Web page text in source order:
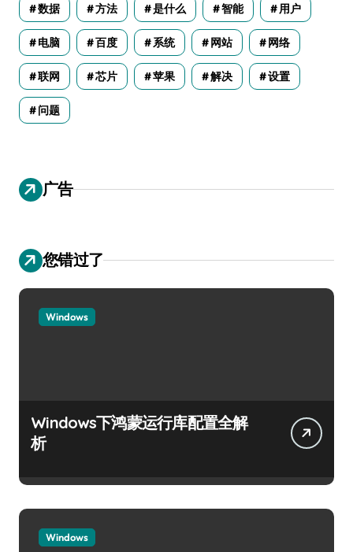
数据 方法 是什么 智能 用户
电脑 百度 系统 网站 网络
联网 芯片 苹果 解决 设置
问题
广告
您错过了
Windows
Windows下鸿蒙运行库配置全解
析
Windows